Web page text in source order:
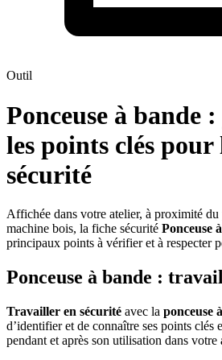
Outil
Ponceuse à bande
les points clés
sécurité
Affichée dans votre atelier, à proximité
machine bois, la fiche sécurité Ponceuse
principaux points à vérifier et à respecter
Ponceuse à bande :
Travailler en sécurité avec la ponceuse
d’identifier et de connaître ses points clés
pendant et après son utilisation dans votre